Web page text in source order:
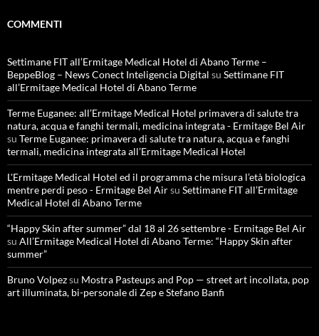
COMMENTI
Settimane FIT all’Ermitage Medical Hotel di Abano Terme –
BeppeBlog – News Conect Inteligencia Digital su Settimane FIT
all’Ermitage Medical Hotel di Abano Terme
Terme Euganee: all’Ermitage Medical Hotel primavera di salute tra
natura, acqua e fanghi termali, medicina integrata - Ermitage Bel Air
su Terme Euganee: primavera di salute tra natura, acqua e fanghi
termali, medicina integrata all’Ermitage Medical Hotel
L'Ermitage Medical Hotel ed il programma che misura l’età biologica
mentre perdi peso - Ermitage Bel Airsu Settimane FIT all’Ermitage
Medical Hotel di Abano Terme
“Happy Skin after summer” dal 18 al 26 settembre - Ermitage Bel Air
su All’Ermitage Medical Hotel di Abano Terme: “Happy Skin after
summer”
Bruno Volpezsu Mostra Pasteups and Pop — street art incollata, pop
art illuminata, bi-personale di Zep e Stefano Banfi